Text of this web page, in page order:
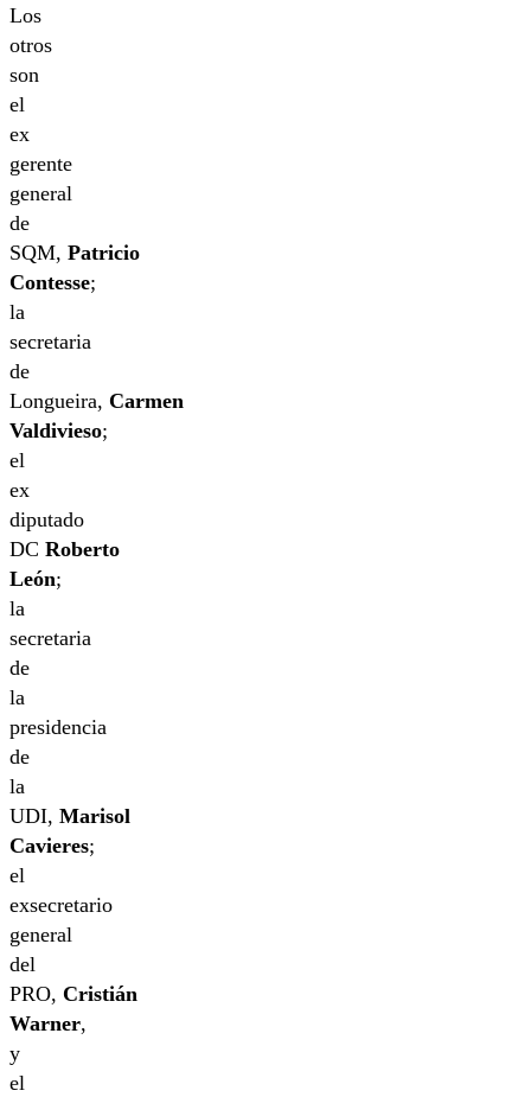
Los
otros
son
el
ex
gerente
general
de
SQM, Patricio
Contesse;
la
secretaria
de
Longueira, Carmen
Valdivieso;
el
ex
diputado
DC Roberto
León;
la
secretaria
de
la
presidencia
de
la
UDI, Marisol
Cavieres;
el
exsecretario
general
del
PRO, Cristián
Warner,
y
el